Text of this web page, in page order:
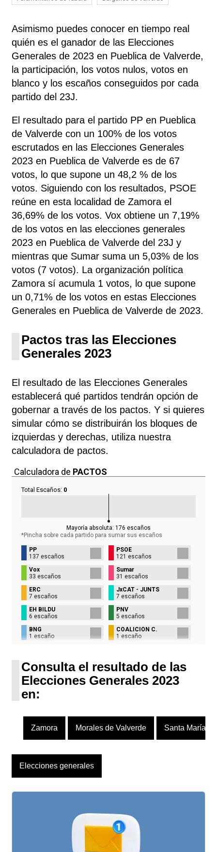
Asimismo puedes conocer en tiempo real
quién es el ganador de las Elecciones
Generales de 2023 en Pueblica de Valverde,
la participación, los votos nulos, votos en
blanco y los escaños conseguidos por cada
partido del 23J.
El resultado para el partido PP en Pueblica
de Valverde con un 100% de los votos
escrutados en las Elecciones Generales
2023 en Pueblica de Valverde es de 67
votos, lo que supone un 48,2 % de los
votos. Siguiendo con los resultados, PSOE
reúne en esta localidad de Zamora el
36,69% de los votos. Vox obtiene un 7,19%
de los votos en las elecciones generales
2023 en Pueblica de Valverde del 23J y
mientras que Sumar suma un 5,03% de los
votos (7 votos). La organización política
Zamora sí acumula 1 votos, lo que supone
un 0,71% de los votos en estas Elecciones
Generales en Pueblica de Valverde de 2023.
Pactos tras las Elecciones
Generales 2023
El resultado de las Elecciones Generales
establecerá qué partidos tendrán opción de
gobernar a través de los pactos. Y si quieres
simular cómo se distribuirán los bloques de
izquierdas y derechas, utiliza nuestra
calculadora de pactos.
Calculadora de PACTOS
Total Escaños: 0
Mayoría absoluta: 176 escaños
*Pincha sobre cada partido para sumar sus escaños
PP
137 escaños
PSOE
121 escaños
Vox
33 escaños
Sumar
31 escaños
ERC
7 escaños
JxCAT - JUNTS
7 escaños
EH BILDU
6 escaños
PNV
5 escaños
BNG
1 escaño
COALICIÓN C.
1 escaño
Consulta el resultado de las
Elecciones Generales 2023
en:
Zamora Morales de Valverde Santa María
Elecciones generales